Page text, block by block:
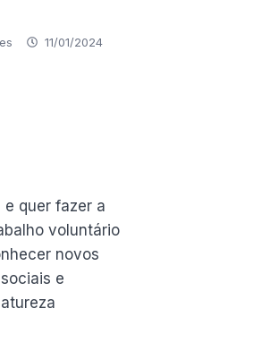
11/01/2024
quer fazer a
voluntário
novos
e